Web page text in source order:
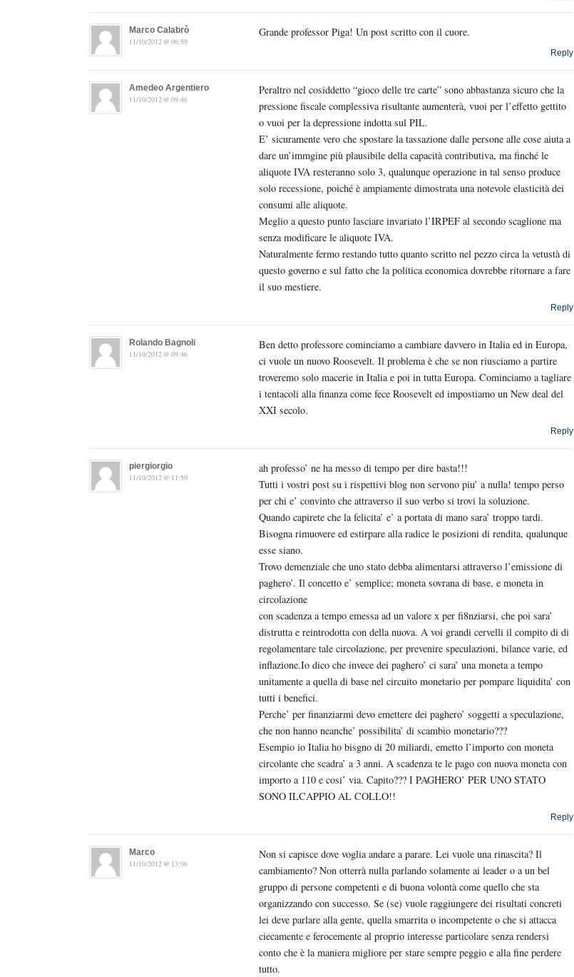
Marco Calabrò
11/10/2012 @ 06:59
Grande professor Piga! Un post scritto con il cuore.
Reply
Amedeo Argentiero
11/10/2012 @ 09:46
Peraltro nel cosiddetto “gioco delle tre carte” sono abbastanza sicuro che la
pressione fiscale complessiva risultante aumenterà, vuoi per l’effetto gettito
o vuoi per la depressione indotta sul PIL.
E’ sicuramente vero che spostare la tassazione dalle persone alle cose aiuta a
dare un’immgine più plausibile della capacità contributiva, ma finché le
aliquote IVA resteranno solo 3, qualunque operazione in tal senso produce
solo recessione, poiché è ampiamente dimostrata una notevole elasticità dei
consumi alle aliquote.
Meglio a questo punto lasciare invariato l’IRPEF al secondo scaglione ma
senza modificare le aliquote IVA.
Naturalmente fermo restando tutto quanto scritto nel pezzo circa la vetustà di
questo governo e sul fatto che la politica economica dovrebbe ritornare a fare
il suo mestiere.
Reply
Rolando Bagnoli
11/10/2012 @ 09:46
Ben detto professore cominciamo a cambiare davvero in Italia ed in Europa,
ci vuole un nuovo Roosevelt. Il problema è che se non riusciamo a partire
troveremo solo macerie in Italia e poi in tutta Europa. Cominciamo a tagliare
i tentacoli alla finanza come fece Roosevelt ed impostiamo un New deal del
XXI secolo.
Reply
piergiorgio
11/10/2012 @ 11:50
ah professo’ ne ha messo di tempo per dire basta!!!
Tutti i vostri post su i rispettivi blog non servono piu’ a nulla! tempo perso
per chi e’ convinto che attraverso il suo verbo si trovi la soluzione.
Quando capirete che la felicita’ e’ a portata di mano sara’ troppo tardi.
Bisogna rimuovere ed estirpare alla radice le posizioni di rendita, qualunque
esse siano.
Trovo demenziale che uno stato debba alimentarsi attraverso l’emissione di
paghero’. Il concetto e’ semplice; moneta sovrana di base, e moneta in
circolazione
con scadenza a tempo emessa ad un valore x per fi8nziarsi, che poi sara’
distrutta e reintrodotta con della nuova. A voi grandi cervelli il compito di di
regolamentare tale circolazione, per prevenire speculazioni, bilance varie, ed
inflazione.Io dico che invece dei paghero’ ci sara’ una moneta a tempo
unitamente a quella di base nel circuito monetario per pompare liquidita’ con
tutti i benefici.
Perche’ per finanziarmi devo emettere dei paghero’ soggetti a speculazione,
che non hanno neanche’ possibilita’ di scambio monetario???
Esempio io Italia ho bisgno di 20 miliardi, emetto l’importo con moneta
circolante che scadra’ a 3 anni. A scadenza te le pago con nuova moneta con
importo a 110 e cosi’ via. Capito??? I PAGHERO’ PER UNO STATO
SONO ILCAPPIO AL COLLO!!
Reply
Marco
11/10/2012 @ 13:06
Non si capisce dove voglia andare a parare. Lei vuole una rinascita? Il
cambiamento? Non otterrà nulla parlando solamente ai leader o a un bel
gruppo di persone competenti e di buona volontà come quello che sta
organizzando con successo. Se (se) vuole raggiungere dei risultati concreti
lei deve parlare alla gente, quella smarrita o incompetente o che si attacca
ciecamente e ferocemente al proprio interesse particolare senza rendersi
conto che è la maniera migliore per stare sempre peggio e alla fine perdere
tutto.